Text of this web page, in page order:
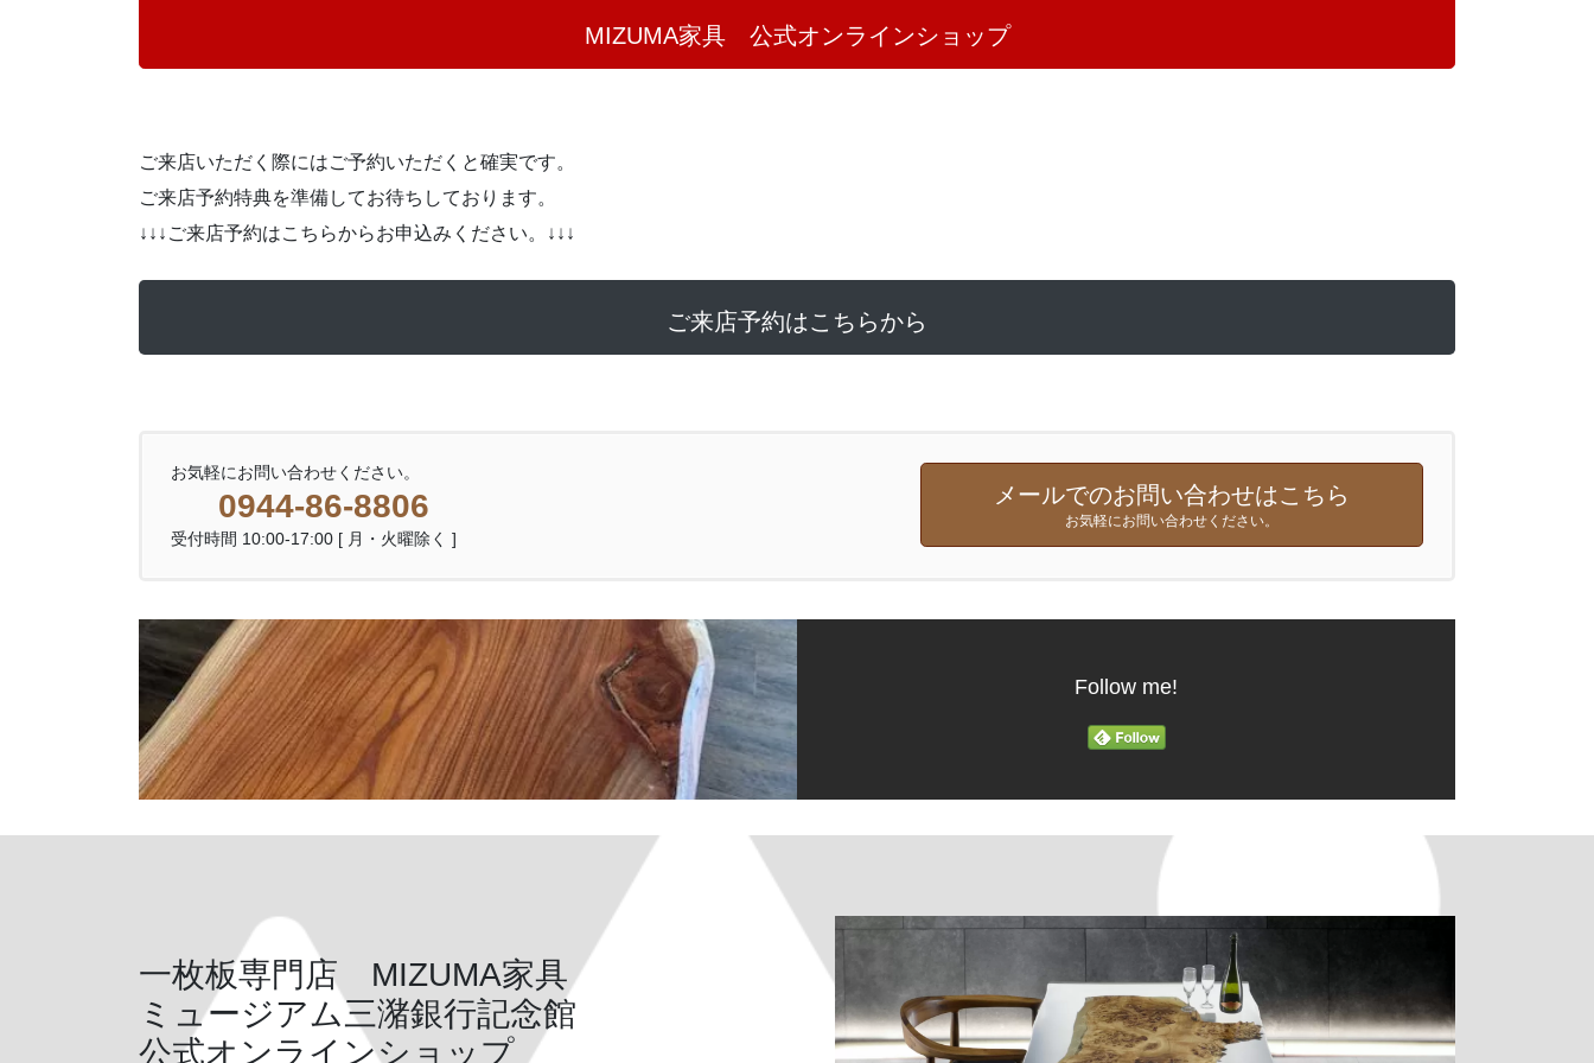
MIZUMA家具 公式オンラインショップ
ご来店いただく際にはご予約いただくと確実です。
ご来店予約特典を準備してお待ちしております。
↓↓↓ご来店予約はこちらからお申込みください。↓↓↓
ご来店予約はこちらから
お気軽にお問い合わせください。
0944-86-8806
受付時間 10:00-17:00 [ 月・火曜除く ]
メールでのお問い合わせはこちら
お気軽にお問い合わせください。
Follow me!
一枚板専門店 MIZUMA家具
ミュージアム三潴銀行記念館
公式オンラインショップ